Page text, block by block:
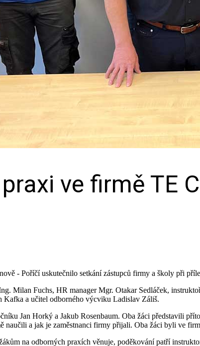
ve firmě TE
‑ Poříčí uskutečnilo setkání zástupců firmy a školy při
Milan Fuchs, HR manager Mgr. Otakar Sedláček,
Kafka a učitel odborného výcviku Ladislav Záliš.
Jan Horký a Jakub Rosenbaum. Oba žáci představili
naučili a jak je zaměstnanci firmy přijali. Oba žáci byli ve
na odborných praxích věnuje, poděkování patří